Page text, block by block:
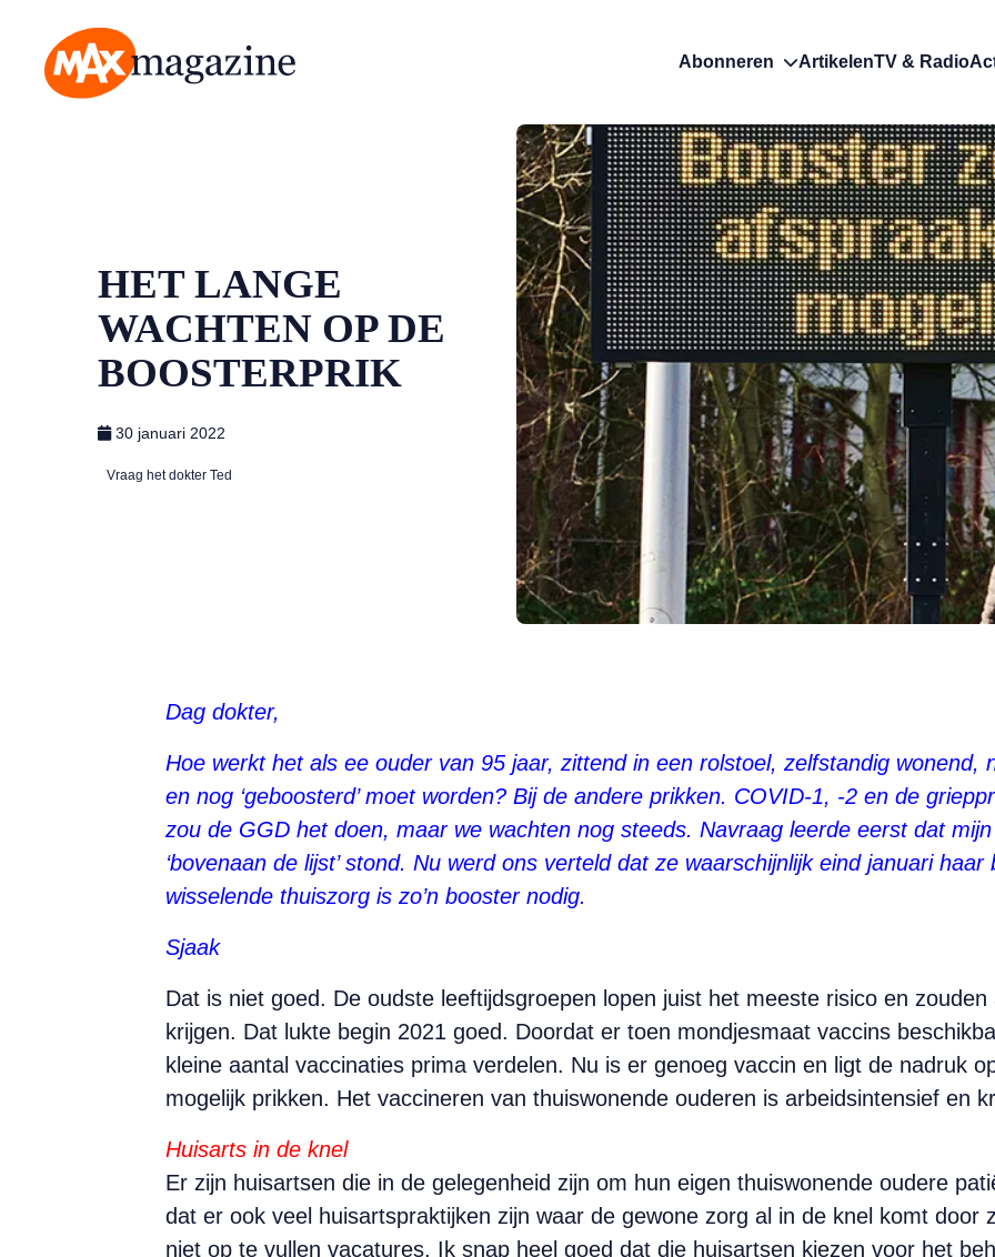
Abonneren ArtikelenTV & Radio
HET LANGE
WACHTEN OP DE
BOOSTERPRIK
30 januari 2022
Vraag het dokter Ted
Dag dokter,
Hoe werkt het als ee ouder van 95 jaar, zittend in een rolstoel, zelfstandig wonend,
en nog ‘geboosterd’ moet worden? Bij de andere prikken. COVID-1, -2 en de
zou de GGD het doen, maar we wachten nog steeds. Navraag leerde eerst dat
‘bovenaan de lijst’ stond. Nu werd ons verteld dat ze waarschijnlijk eind januari
wisselende thuiszorg is zo’n booster nodig.
Sjaak
Dat is niet goed. De oudste leeftijdsgroepen lopen juist het meeste risico en
krijgen. Dat lukte begin 2021 goed. Doordat er toen mondjesmaat vaccins
kleine aantal vaccinaties prima verdelen. Nu is er genoeg vaccin en ligt de nadruk
mogelijk prikken. Het vaccineren van thuiswonende ouderen is arbeidsintensief en
Huisarts in de knel
Er zijn huisartsen die in de gelegenheid zijn om hun eigen thuiswonende oudere
dat er ook veel huisartspraktijken zijn waar de gewone zorg al in de knel komt door
niet op te vullen vacatures. Ik snap heel goed dat die huisartsen kiezen voor het